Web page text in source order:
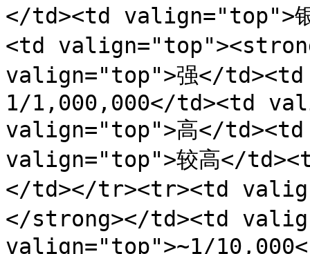
</td><td valign="top">
<td
valign="top">强</
1/1,000,000</td><td
valign="top">高</
valign="top">较高</
</td></tr><tr><td
</strong></td><td
valign="top">~1/